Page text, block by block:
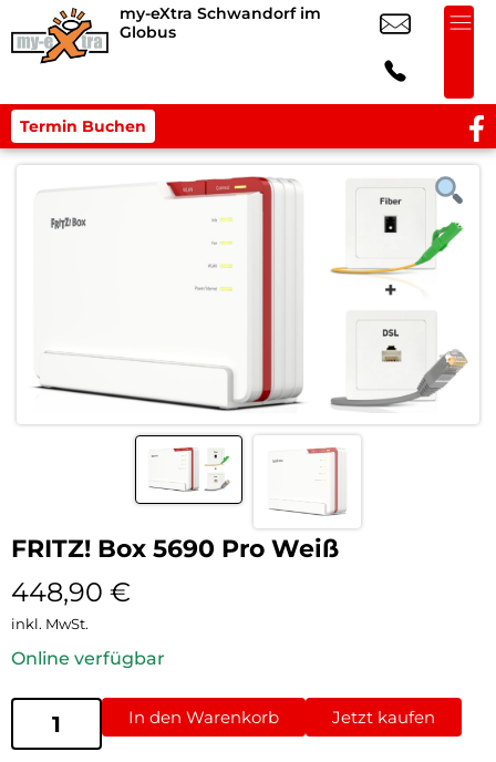
my-eXtra Schwandorf im
Globus
Termin Buchen
FRITZ! Box 5690 Pro Weiß
448,90 €
inkl. MwSt.
Online verfügbar
In den Warenkorb Jetzt kaufen